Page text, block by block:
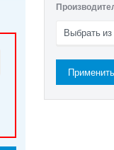
Выбрать из